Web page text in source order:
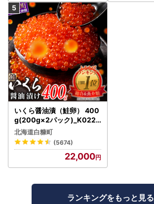
いくら醤油漬（鮭卵） 400
g(200g×2パック)_K022-
1676
北海道白糠町
(5674)
22,000
ランキングをもっと見る